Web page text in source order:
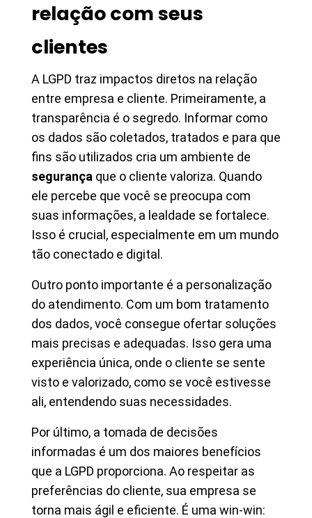
relação com seus
clientes
A LGPD traz impactos diretos na relação
entre empresa e cliente. Primeiramente, a
transparência é o segredo. Informar como
os dados são coletados, tratados e para que
fins são utilizados cria um ambiente de
segurança que o cliente valoriza. Quando
ele percebe que você se preocupa com
suas informações, a lealdade se fortalece.
Isso é crucial, especialmente em um mundo
tão conectado e digital.
Outro ponto importante é a personalização
do atendimento. Com um bom tratamento
dos dados, você consegue ofertar soluções
mais precisas e adequadas. Isso gera uma
experiência única, onde o cliente se sente
visto e valorizado, como se você estivesse
ali, entendendo suas necessidades.
Por último, a tomada de decisões
informadas é um dos maiores benefícios
que a LGPD proporciona. Ao respeitar as
preferências do cliente, sua empresa se
torna mais ágil e eficiente. É uma win-win: